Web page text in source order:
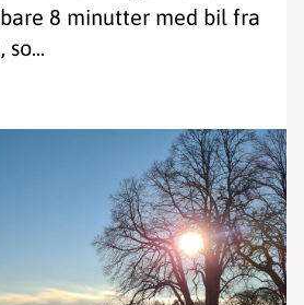
8 minutter med bil fra